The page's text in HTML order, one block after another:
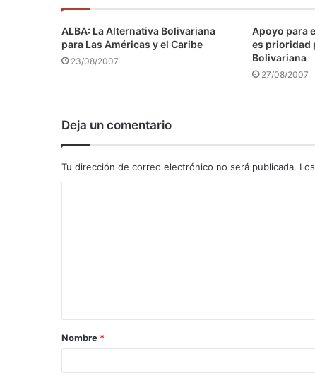
ALBA: La Alternativa Bolivariana
para Las Américas y el Caribe
23/08/2007
Apoyo para
es prioridad
Bolivariana
27/08/2007
Deja un comentario
Tu dirección de correo electrónico no será publicada.
a
r
Nombre *